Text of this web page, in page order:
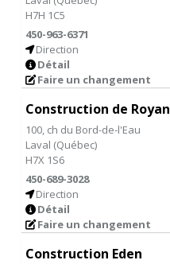
H7H 1C5
450-963-6371
Direction
Détail
Faire un changement
Construction de Royan
100, ch du Bord-de-l'Eau
Laval (Québec)
H7X 1S6
450-689-3028
Direction
Détail
Faire un changement
Construction Eden